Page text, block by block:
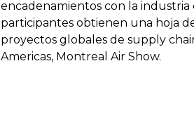
encadenamientos con la industria
participantes obtienen una hoja
proyectos globales de supply
Americas, Montreal Air Show.